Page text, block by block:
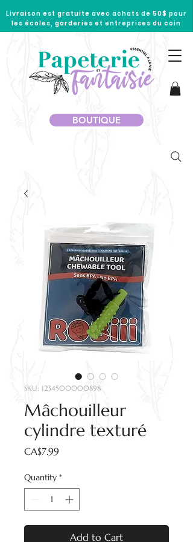
Livraison est gratuite avec achats de 50$ pour
les écoles, garderies et entreprises du coin
BOUTIQUE
SKU: 1234500000898
Mâchouilleur
cylindre texturé
CA$7.99Price
Quantity *
Add to Cart